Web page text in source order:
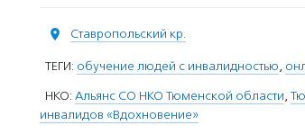
Ставропольский кр.
ТЕГИ: обучение людей с инвалидностью,
НКО: Альянс СО НКО Тюменской области,
инвалидов «Вдохновение»